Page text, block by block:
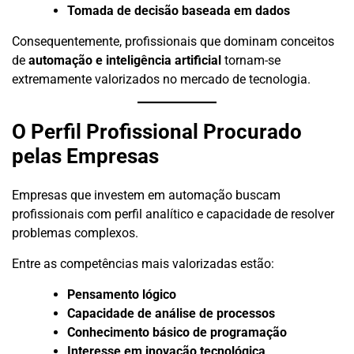
Tomada de decisão baseada em dados
Consequentemente, profissionais que dominam conceitos
de automação e inteligência artificial tornam-se
extremamente valorizados no mercado de tecnologia.
O Perfil Profissional Procurado
pelas Empresas
Empresas que investem em automação buscam
profissionais com perfil analítico e capacidade de resolver
problemas complexos.
Entre as competências mais valorizadas estão:
Pensamento lógico
Capacidade de análise de processos
Conhecimento básico de programação